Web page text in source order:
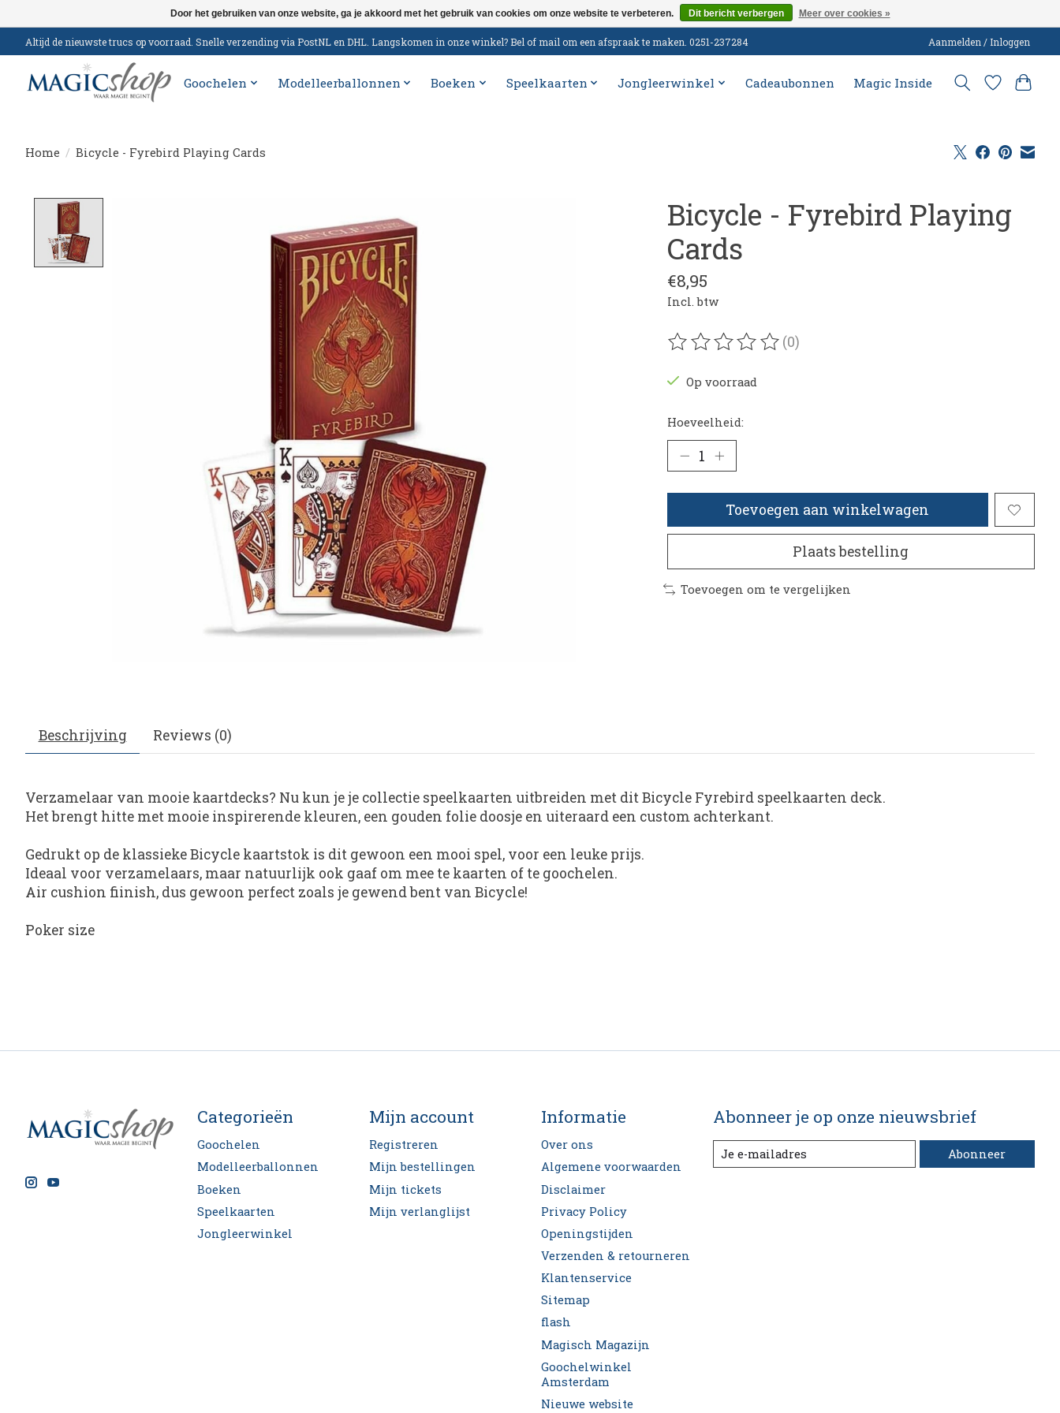
Altijd de nieuwste trucs op voorraad. Snelle verzending via PostNL en DHL. Langskomen in onze winkel? Bel of mail om een afspraak te maken. 0251-237284 Aanmelden / Inloggen
Goochelen Modelleerballonnen Boeken Speelkaarten Jongleerwinkel Cadeaubonnen Magic Inside
Home / Bicycle - Fyrebird Playing Cards
Bicycle - Fyrebird Playing
Cards
€8,95
Incl. btw
De beoordeling van dit product is
(0)
Op voorraad
Hoeveelheid:
Toevoegen aan winkelwagen
Plaats bestelling
Toevoegen om te vergelijken
Beschrijving Reviews (0)
Verzamelaar van mooie kaartdecks? Nu kun je je collectie speelkaarten uitbreiden met dit Bicycle Fyrebird speelkaarten deck.
Het brengt hitte met mooie inspirerende kleuren, een gouden folie doosje en uiteraard een custom achterkant.
Gedrukt op de klassieke Bicycle kaartstok is dit gewoon een mooi spel, voor een leuke prijs.
Ideaal voor verzamelaars, maar natuurlijk ook gaaf om mee te kaarten of te goochelen.
Air cushion fiinish, dus gewoon perfect zoals je gewend bent van Bicycle!
Poker size
Categorieën
Goochelen
Modelleerballonnen
Boeken
Speelkaarten
Jongleerwinkel
Mijn account
Registreren
Mijn bestellingen
Mijn tickets
Mijn verlanglijst
Informatie
Over ons
Algemene voorwaarden
Disclaimer
Privacy Policy
Openingstijden
Verzenden & retourneren
Klantenservice
Sitemap
flash
Magisch Magazijn
Goochelwinkel
Amsterdam
Nieuwe website
Abonneer je op onze nieuwsbrief
Abonneer
Door het gebruiken van onze website, ga je akkoord met het gebruik van cookies om onze website te verbeteren. Dit bericht verbergen Meer over cookies »